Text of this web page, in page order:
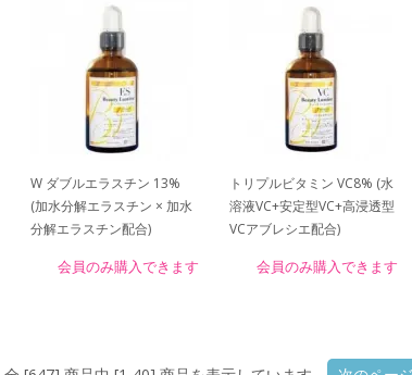
W ダブルエラスチン 13%
(加水分解エラスチン × 加水
分解エラスチン配合)
会員のみ購入できます
トリプルビタミン VC8% (水
溶液VC+安定型VC+高浸透型
VCアブレシエ配合)
会員のみ購入できます